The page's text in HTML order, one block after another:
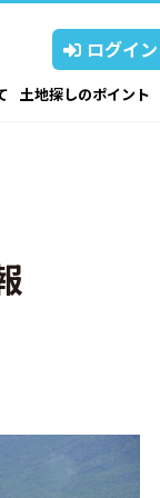
ログイン
土地探しのポイント